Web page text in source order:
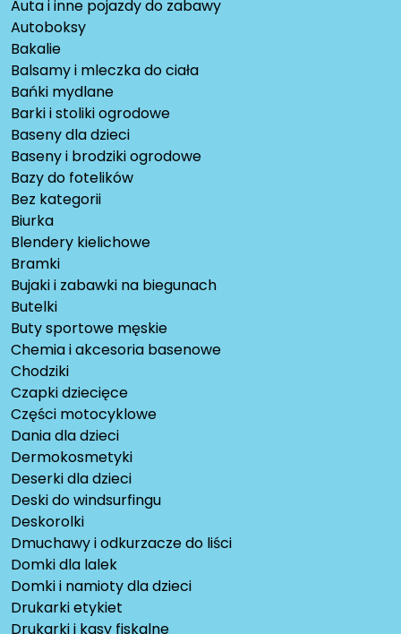
Auta i inne pojazdy do zabawy
Autoboksy
Bakalie
Balsamy i mleczka do ciała
Bańki mydlane
Barki i stoliki ogrodowe
Baseny dla dzieci
Baseny i brodziki ogrodowe
Bazy do fotelików
Bez kategorii
Biurka
Blendery kielichowe
Bramki
Bujaki i zabawki na biegunach
Butelki
Buty sportowe męskie
Chemia i akcesoria basenowe
Chodziki
Czapki dziecięce
Części motocyklowe
Dania dla dzieci
Dermokosmetyki
Deserki dla dzieci
Deski do windsurfingu
Deskorolki
Dmuchawy i odkurzacze do liści
Domki dla lalek
Domki i namioty dla dzieci
Drukarki etykiet
Drukarki i kasy fiskalne